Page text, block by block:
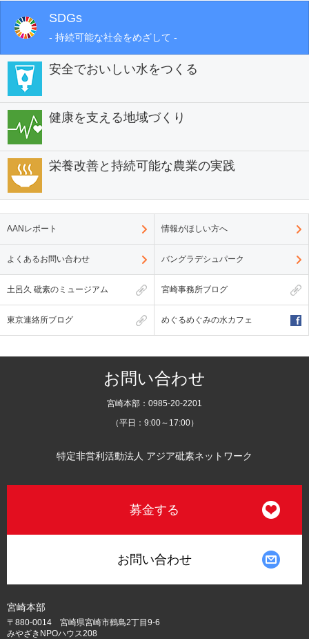
SDGs
- 持続可能な社会をめざして -
安全でおいしい水をつくる
健康を支える地域づくり
栄養改善と持続可能な農業の実践
AANレポート 情報がほしい方へ
よくあるお問い合わせ バングラデシュパーク
土呂久 砒素のミュージアム 宮崎事務所ブログ
東京連絡所ブログ めぐるめぐみの水カフェ
お問い合わせ
宮崎本部：0985-20-2201
（平日：9:00～17:00）
特定非営利活動法人 アジア砒素ネットワーク
募金する
お問い合わせ
宮崎本部
〒880-0014 宮崎県宮崎市鶴島2丁目9-6
みやざきNPOハウス208